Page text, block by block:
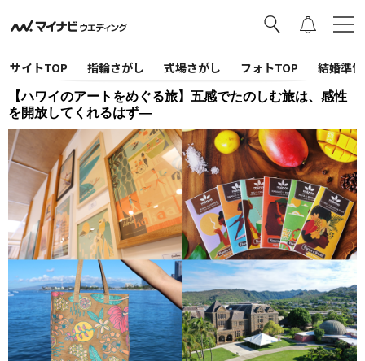
サイトTOP 指輪さがし 式場さがし フォトTOP 結婚準
【ハワイのアートをめぐる旅】五感でたのしむ旅は、感性
を開放してくれるはず―